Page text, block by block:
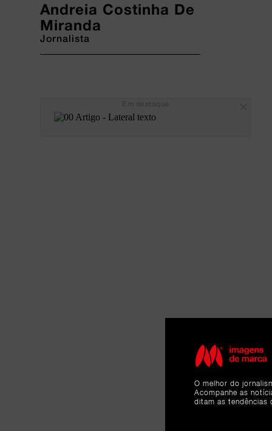
Andreia Costinha De
Miranda
Jornalista
O melhor do
Acompanhe as
ditam as tendências